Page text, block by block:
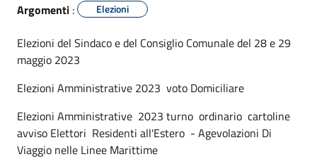
Argomenti : Elezioni
Elezioni del Sindaco e del Consiglio Comunale del 28 e 29
maggio 2023
Elezioni Amministrative 2023 voto Domiciliare
Elezioni Amministrative 2023 turno ordinario cartoline
avviso Elettori Residenti all'Estero - Agevolazioni Di
Viaggio nelle Linee Marittime